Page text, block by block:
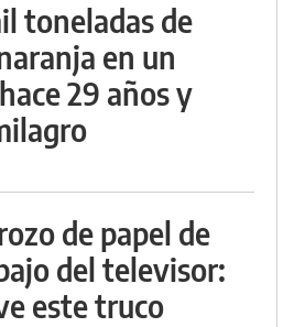
toneladas de
en un
29 años y
de papel de
del televisor:
este truco